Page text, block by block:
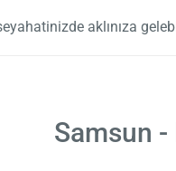
aklınıza
Samsun